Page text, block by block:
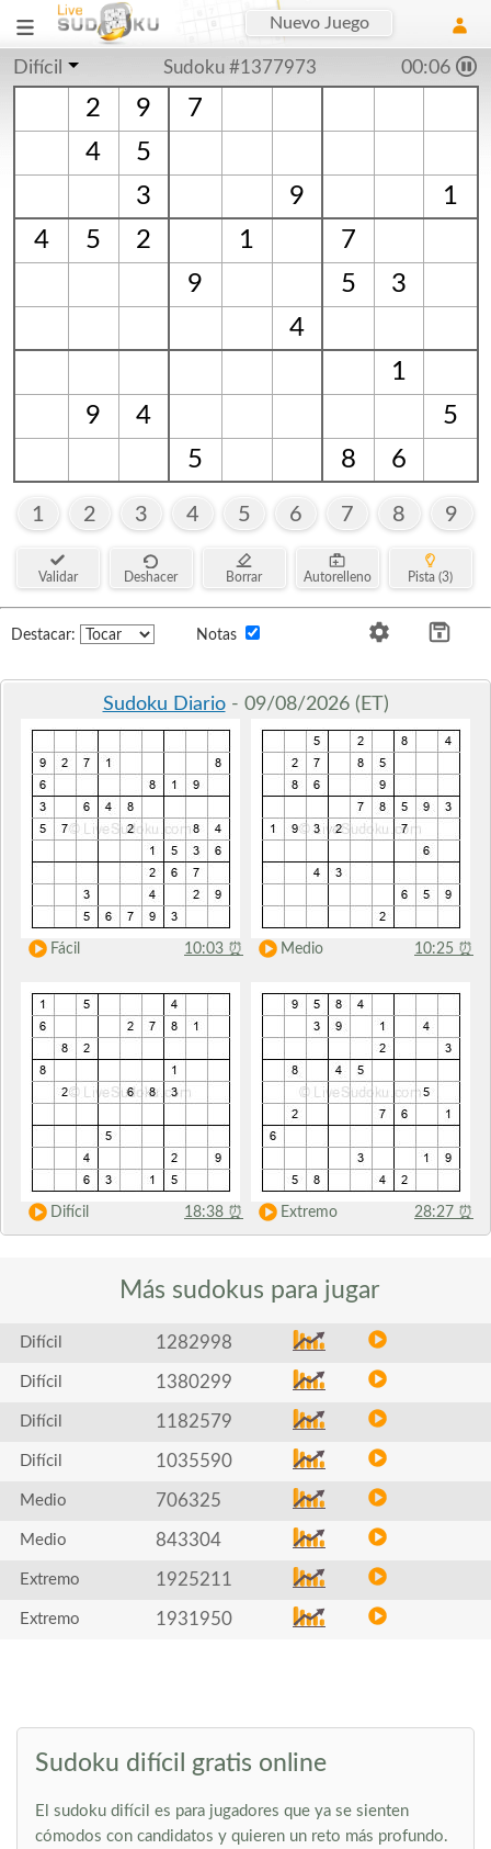
Nuevo Juego
Difícil Sudoku #1377973 00:06
2 9
7
4
5
3
9
1
4
5 2 1
7
9
5
3
4
1
9
4
5
5
8 6
1 2 3 4 5 6 7 8 9
Validar Deshacer Borrar Autorelleno Pista (3)
Destacar: Notas
Sudoku Diario- 09/08/2026 (ET)
Fácil 10:03 ⏰ Medio 10:25 ⏰
Difícil 18:38 ⏰ Extremo 28:27 ⏰
Más sudokus para jugar
Difícil 1282998
Difícil 1380299
Difícil 1182579
Difícil 1035590
Medio 706325
Medio 843304
Extremo 1925211
Extremo 1931950
Sudoku difícil gratis online
El sudoku difícil es para jugadores que ya se sienten
cómodos con candidatos y quieren un reto más profundo.